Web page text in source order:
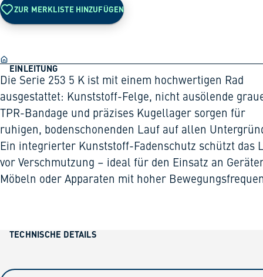
ZUR MERKLISTE HINZUFÜGEN
EINLEITUNG
Die Serie 253 5 K ist mit einem hochwertigen Rad
ausgestattet: Kunststoff-Felge, nicht ausölende
TPR-Bandage und präzises Kugellager sorgen für
ruhigen, bodenschonenden Lauf auf allen
Ein integrierter Kunststoff-Fadenschutz schützt das
vor Verschmutzung – ideal für den Einsatz an
Möbeln oder Apparaten mit hoher
TECHNISCHE DETAILS